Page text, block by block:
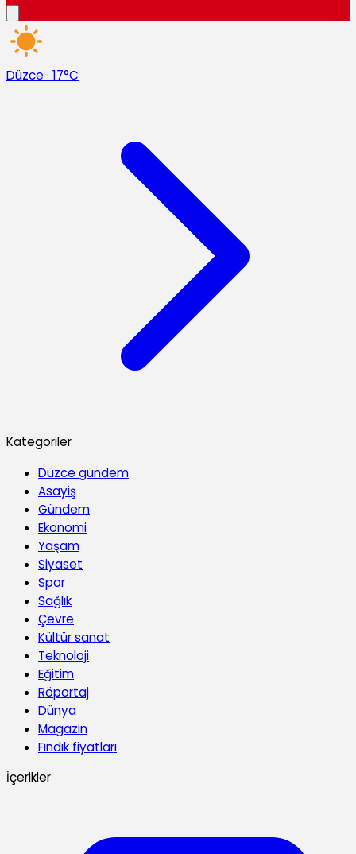
Düzce · 17°C
Kategoriler
Düzce gündem
Asayiş
Gündem
Ekonomi
Yaşam
Siyaset
Spor
Sağlık
Çevre
Kültür sanat
Teknoloji
Eğitim
Röportaj
Dünya
Magazin
Fındık fiyatları
İçerikler